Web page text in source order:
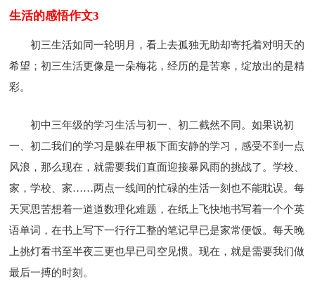
生活的感悟作文3
初三生活如同一轮明月，看上去孤独无助却寄托着对明天的
希望；初三生活更像是一朵梅花，经历的是苦寒，绽放出的是精
彩。
初中三年级的学习生活与初一、初二截然不同。如果说初
一、初二我们的学习是躲在甲板下面安静的学习，感受不到一点
风浪，那么现在，就需要我们直面迎接暴风雨的挑战了。学校、
家，学校、家……两点一线间的忙碌的生活一刻也不能耽误。每
天冥思苦想着一道道数理化难题，在纸上飞快地书写着一个个英
语单词，在书上写下一行行工整的笔记早已是家常便饭。每天晚
上挑灯看书至半夜三更也早已司空见惯。现在，就是需要我们做
最后一搏的时刻。